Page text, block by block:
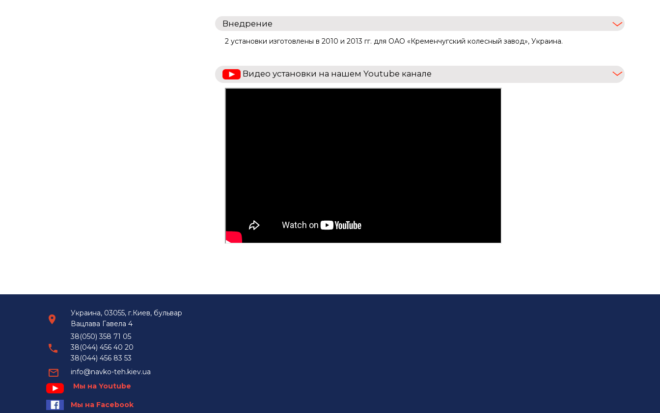
Внедрение
2 установки изготовлены в 2010 и 2013 гг. для ОАО «Кременчугский колесный завод», Украина.
Видео установки на нашем Youtube канале
Украина, 03055, г.Киев, бульвар
Вацлава Гавела 4
38(050) 358 71 05
38(044) 456 40 20
38(044) 456 83 53
info@navko-teh.kiev.ua
Мы на Youtube
Мы на Facebook